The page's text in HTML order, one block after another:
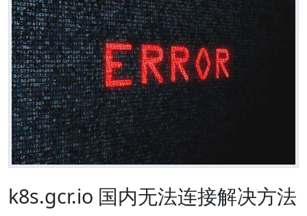
k8s.gcr.io 国内无法连接解决方法